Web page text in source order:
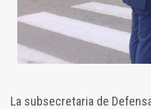
La subsecretaria de